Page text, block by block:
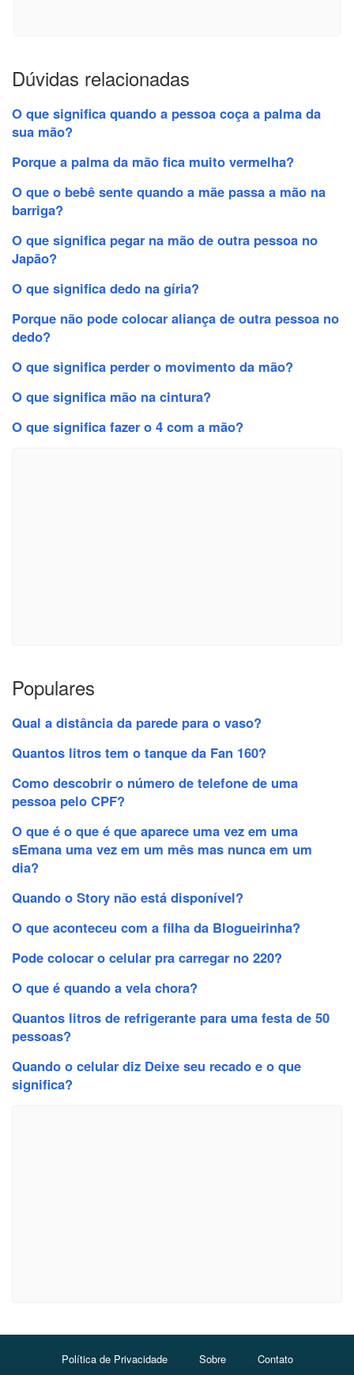
Dúvidas relacionadas
O que significa quando a pessoa coça a palma da
sua mão?
Porque a palma da mão fica muito vermelha?
O que o bebê sente quando a mãe passa a mão na
barriga?
O que significa pegar na mão de outra pessoa no
Japão?
O que significa dedo na gíria?
Porque não pode colocar aliança de outra pessoa no
dedo?
O que significa perder o movimento da mão?
O que significa mão na cintura?
O que significa fazer o 4 com a mão?
Populares
Qual a distância da parede para o vaso?
Quantos litros tem o tanque da Fan 160?
Como descobrir o número de telefone de uma
pessoa pelo CPF?
O que é o que é que aparece uma vez em uma
sEmana uma vez em um mês mas nunca em um
dia?
Quando o Story não está disponível?
O que aconteceu com a filha da Blogueirinha?
Pode colocar o celular pra carregar no 220?
O que é quando a vela chora?
Quantos litros de refrigerante para uma festa de 50
pessoas?
Quando o celular diz Deixe seu recado e o que
significa?
Política de Privacidade Sobre Contato